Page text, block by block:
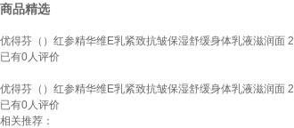
商品精选
优得芬（）红参精华维E乳紧致抗皱保湿舒缓身体乳液滋润面
已有0人评价
优得芬（）红参精华维E乳紧致抗皱保湿舒缓身体乳液滋润面
已有0人评价
相关推荐：